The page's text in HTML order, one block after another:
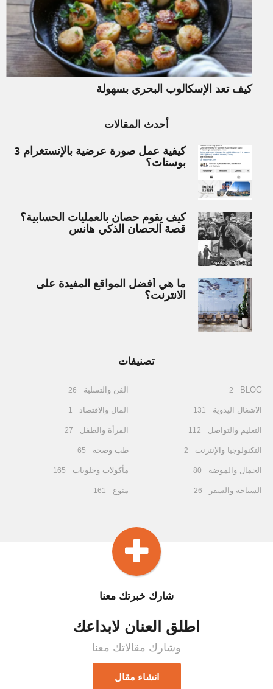
كيف تعد الإسكالوب البحري بسهولة
أحدث المقالات
كيفية عمل صورة عرضية بالإنستغرام 3
بوستات؟
كيف يقوم حصان بالعمليات الحسابية؟
قصة الحصان الذكي هانس
ما هي أفضل المواقع المفيدة على
الانترنت؟
تصنيفات
BLOG
2
الاشغال اليدوية 131
التعليم والتواصل 112
التكنولوجيا والإنترنت 2
الجمال والموضة 80
السياحة والسفر 26
الفن والتسلية 26
المال والاقتصاد 1
المرأة والطفل 27
طب وصحة 65
مأكولات وحلويات 165
منوع 161
شارك خبرتك معنا
اطلق العنان لابداعك
وشارك مقالاتك معنا
انشاء مقال